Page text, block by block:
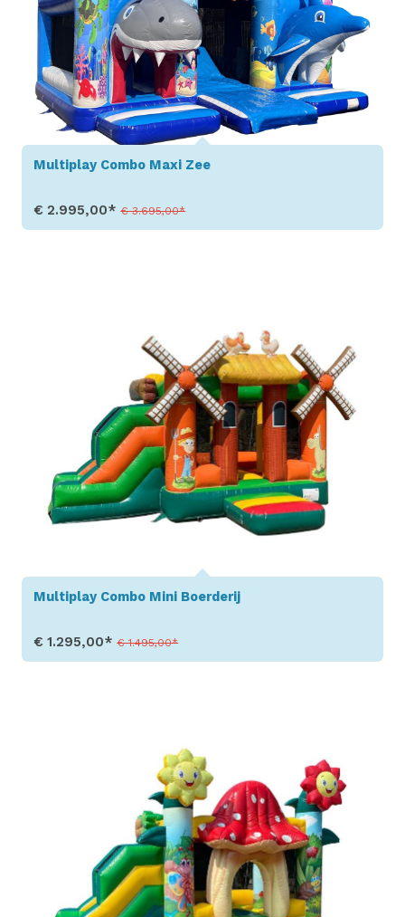
Multiplay Combo Maxi Zee
€ 2.995,00*€ 3.695,00*
Multiplay Combo Mini Boerderij
€ 1.295,00*€ 1.495,00*